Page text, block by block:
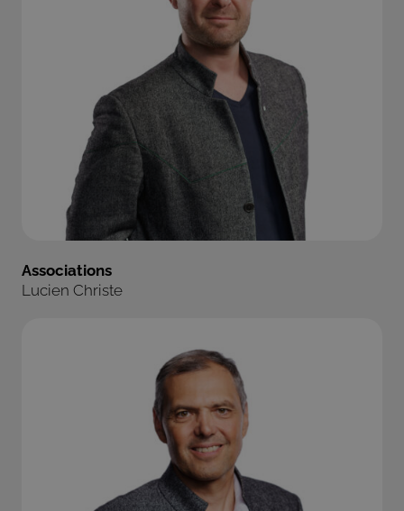
Associations
Lucien Christe